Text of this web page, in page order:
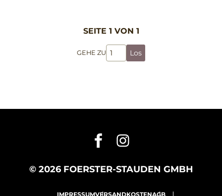
SEITE 1 VON 1
GEHE ZU Los
© 2026 FOERSTER-STAUDEN GMBH
IMPRESSUMVERSANDKOSTENAGB